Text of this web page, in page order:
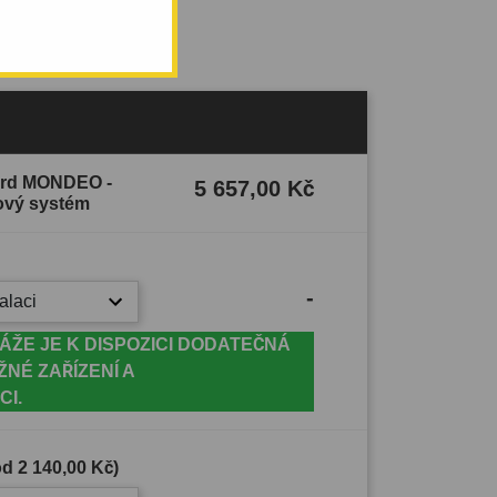
MONDEO -
systém
5 657,00 Kč
-
JE K DISPOZICI DODATEČNÁ
ZAŘÍZENÍ A
2 140,00 Kč)